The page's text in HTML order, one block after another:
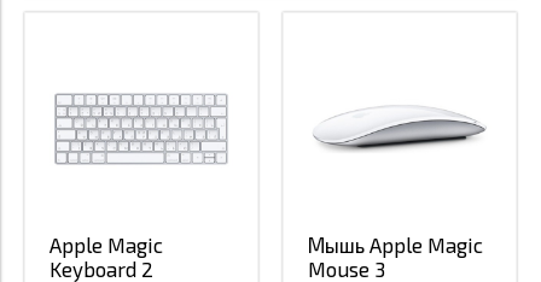
Apple Magic
Keyboard 2
Мышь Apple Magic
Mouse 3